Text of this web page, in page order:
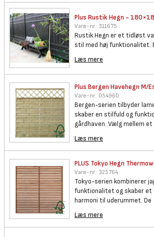
Plus Rustik Hegn -
Vare-nr.: 311675
Rustik Hegn er et tidløst
stil med høj funktionalitet.
Læs mere
Plus Bergen Havehegn M/
Vare-nr.: 054960
Bergen-serien tilbyder
skaber en stilfuld og
gårdhaven. Vælg mellem et
Læs mere
PLUS Tokyo Hegn
Vare-nr.: 325764
Tokyo-serien kombinerer
funktionalitet og skaber et
harmoni til uderummet. De
Læs mere